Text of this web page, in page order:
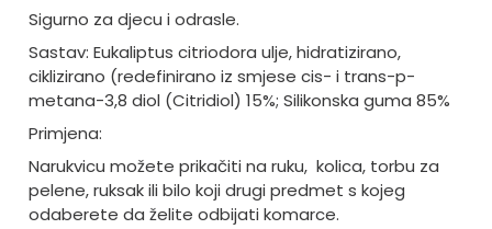
Sigurno za djecu i odrasle.
Sastav: Eukaliptus citriodora ulje, hidratizirano,
ciklizirano (redefinirano iz smjese cis- i trans-p-
metana-3,8 diol (Citridiol) 15%; Silikonska guma 85%
Primjena:
Narukvicu možete prikačiti na ruku, kolica, torbu za
pelene, ruksak ili bilo koji drugi predmet s kojeg
odaberete da želite odbijati komarce.